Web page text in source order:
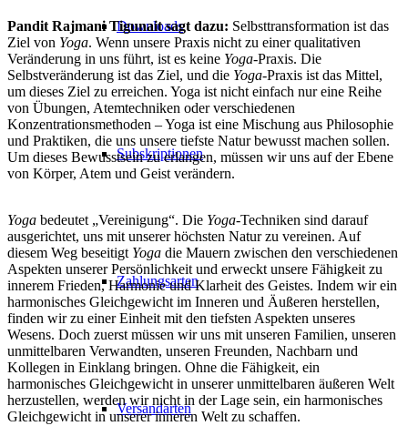
Downloads
Subskriptionen
Zahlungsarten
Versandarten
Pandit Rajmani Tigunait sagt dazu: Selbsttransformation ist das
Ziel von Yoga. Wenn unsere Praxis nicht zu einer qualitativen
Veränderung in uns führt, ist es keine Yoga-Praxis. Die
Selbstveränderung ist das Ziel, und die Yoga-Praxis ist das Mittel,
um dieses Ziel zu erreichen. Yoga ist nicht einfach nur eine Reihe
von Übungen, Atemtechniken oder verschiedenen
Konzentrationsmethoden – Yoga ist eine Mischung aus Philosophie
und Praktiken, die uns unsere tiefste Natur bewusst machen sollen.
Um dieses Bewusstsein zu erlangen, müssen wir uns auf der Ebene
von Körper, Atem und Geist verändern.
Yoga bedeutet „Vereinigung“. Die Yoga-Techniken sind darauf
ausgerichtet, uns mit unserer höchsten Natur zu vereinen. Auf
diesem Weg beseitigt Yoga die Mauern zwischen den verschiedenen
Aspekten unserer Persönlichkeit und erweckt unsere Fähigkeit zu
innerem Frieden, Harmonie und Klarheit des Geistes. Indem wir ein
harmonisches Gleichgewicht im Inneren und Äußeren herstellen,
finden wir zu einer Einheit mit den tiefsten Aspekten unseres
Wesens. Doch zuerst müssen wir uns mit unseren Familien, unseren
unmittelbaren Verwandten, unseren Freunden, Nachbarn und
Kollegen in Einklang bringen. Ohne die Fähigkeit, ein
harmonisches Gleichgewicht in unserer unmittelbaren äußeren Welt
herzustellen, werden wir nicht in der Lage sein, ein harmonisches
Gleichgewicht in unserer inneren Welt zu schaffen.